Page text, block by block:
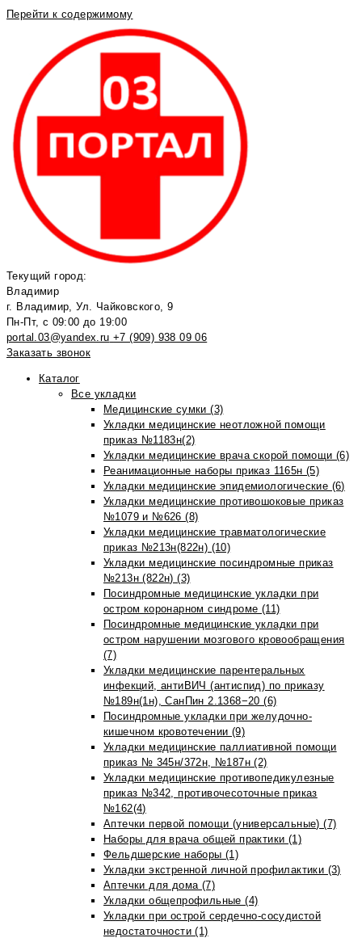
Перейти к содержимому
Текущий город:
Владимир
г. Владимир, Ул. Чайковского, 9
Пн-Пт, с 09:00 до 19:00
portal.03@yandex.ru +7 (909) 938 09 06
Заказать звонок
Каталог
Все укладки
Медицинские сумки (3)
Укладки медицинские неотложной помощи
приказ №1183н(2)
Укладки медицинские врача скорой помощи (6)
Реанимационные наборы приказ 1165н (5)
Укладки медицинские эпидемиологические (6)
Укладки медицинские противошоковые приказ
№1079 и №626 (8)
Укладки медицинские травматологические
приказ №213н(822н) (10)
Укладки медицинские посиндромные приказ
№213н (822н) (3)
Посиндромные медицинские укладки при
остром коронарном синдроме (11)
Посиндромные медицинские укладки при
остром нарушении мозгового кровообращения
(7)
Укладки медицинские парентеральных
инфекций, антиВИЧ (антиспид) по приказу
№189н(1н), СанПин 2.1368−20 (6)
Посиндромные укладки при желудочно-
кишечном кровотечении (9)
Укладки медицинские паллиативной помощи
приказ № 345н/372н, №187н (2)
Укладки медицинские противопедикулезные
приказ №342, противочесоточные приказ
№162(4)
Аптечки первой помощи (универсальные) (7)
Наборы для врача общей практики (1)
Фельдшерские наборы (1)
Укладки экстренной личной профилактики (3)
Аптечки для дома (7)
Укладки общепрофильные (4)
Укладки при острой сердечно-сосудистой
недостаточности (1)